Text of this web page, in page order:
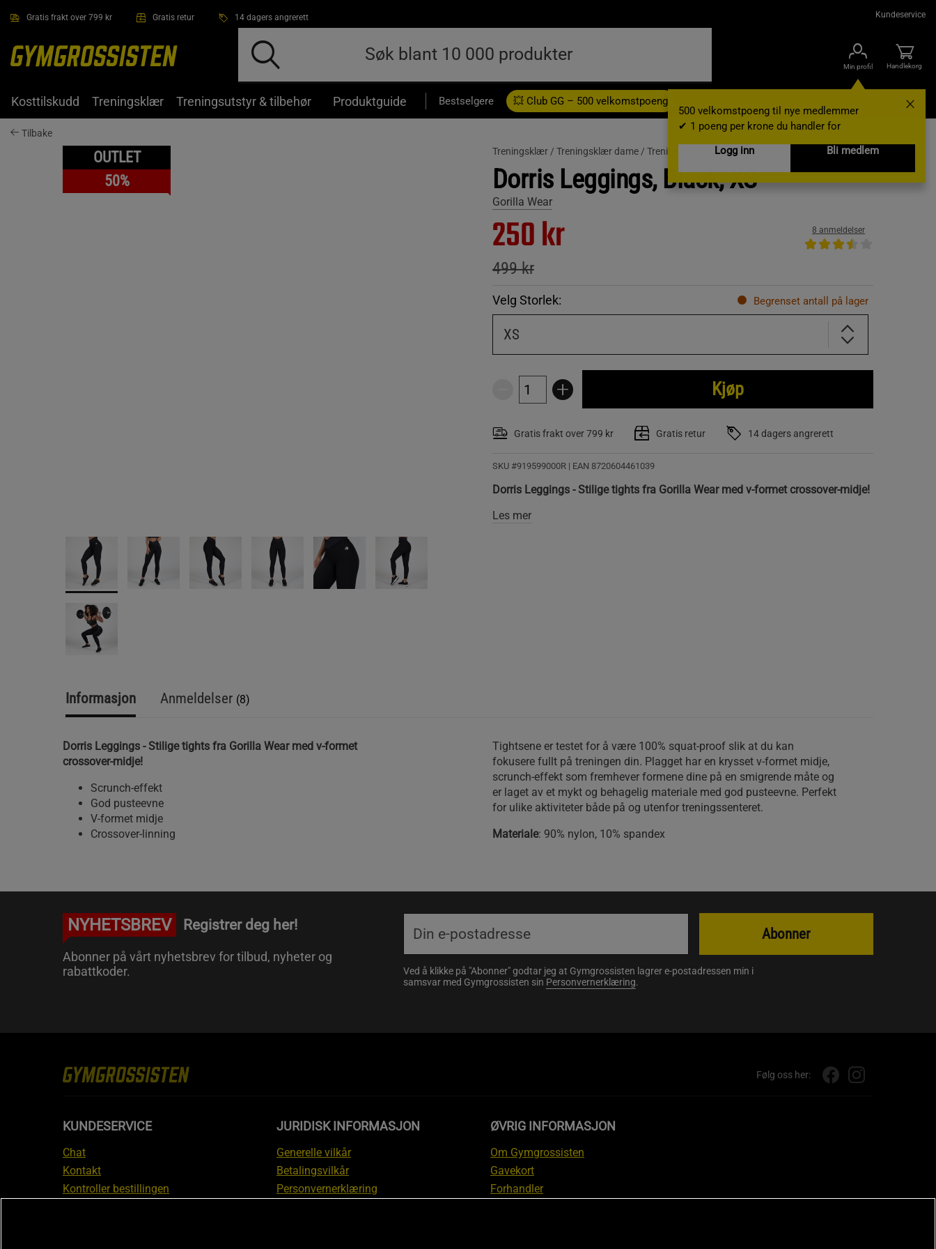
Gratis frakt over 799 kr Gratis retur 14 dagers angrerett Kundeservice
Min profil
500 velkomstpoeng til nye medlemmer
✔ 1 poeng per krone du handler for
Logg inn
Bli medlem
Handlekorg
Kosttilskudd Treningsklær Treningsutstyr & tilbehør Produktguide Bestselgere 💥 Club GG – 500 velkomstpoeng Gavekort
Tilbake
OUTLET
50%
Treningsklær / Treningsklær dame / Treningstights
Dorris Leggings, Black, XS
Gorilla Wear
250 kr
499 kr
8 anmeldelser
Velg Storlek: Begrenset antall på lager
XS
Kjøp
Gratis frakt over 799 kr Gratis retur 14 dagers angrerett
SKU #919599000R | EAN 8720604461039
Dorris Leggings - Stilige tights fra Gorilla Wear med v-formet crossover-midje!
Les mer
Informasjon Anmeldelser (8)
Dorris Leggings - Stilige tights fra Gorilla Wear med v-formet
crossover-midje!
Scrunch-effekt
God pusteevne
V-formet midje
Crossover-linning
Tightsene er testet for å være 100% squat-proof slik at du kan
fokusere fullt på treningen din. Plagget har en krysset v-formet midje,
scrunch-effekt som fremhever formene dine på en smigrende måte og
er laget av et mykt og behagelig materiale med god pusteevne. Perfekt
for ulike aktiviteter både på og utenfor treningssenteret.
Materiale: 90% nylon, 10% spandex
NYHETSBREV Registrer deg her!
Abonner på vårt nyhetsbrev for tilbud, nyheter og
rabattkoder.
Ved å klikke på "Abonner" godtar jeg at Gymgrossisten lagrer e-postadressen min i
samsvar med Gymgrossisten sin Personvernerklæring.
Abonner
Følg oss her:
KUNDESERVICE
Chat
Kontakt
Kontroller bestillingen
JURIDISK INFORMASJON
Generelle vilkår
Betalingsvilkår
Personvernerklæring
ØVRIG INFORMASJON
Om Gymgrossisten
Gavekort
Forhandler